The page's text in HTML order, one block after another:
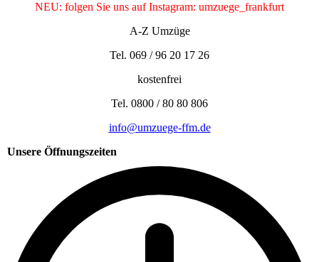
NEU: folgen Sie uns auf Instagram: umzuege_frankfurt
A-Z Umzüge
Tel. 069 / 96 20 17 26
kostenfrei
Tel. 0800 / 80 80 806
info@umzuege-ffm.de
Unsere Öffnungszeiten